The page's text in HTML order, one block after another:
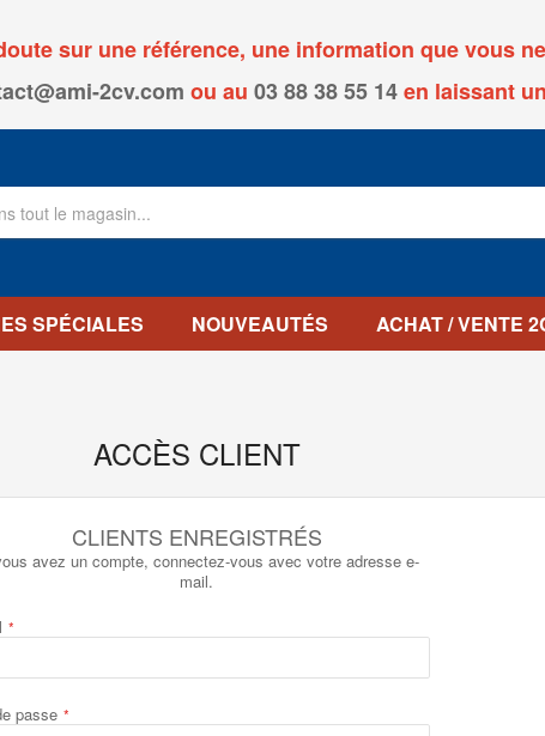
sur une référence, une information que vous
2cv.com ou au 03 88 38 55 14en laissant
SPÉCIALES NOUVEAUTÉS ACHAT / VENTE
ACCÈS CLIENT
CLIENTS ENREGISTRÉS
avez un compte, connectez-vous avec votre adresse e-
mail.
passe